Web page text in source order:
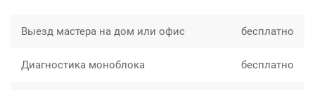
Выезд мастера на дом или офис бесплатно
Диагностика моноблока бесплатно